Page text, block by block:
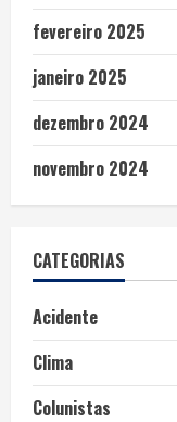
fevereiro 2025
janeiro 2025
dezembro 2024
novembro 2024
CATEGORIAS
Acidente
Clima
Colunistas